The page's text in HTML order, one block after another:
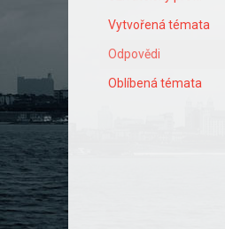
Vytvořená témata
Odpovědi
Oblíbená témata